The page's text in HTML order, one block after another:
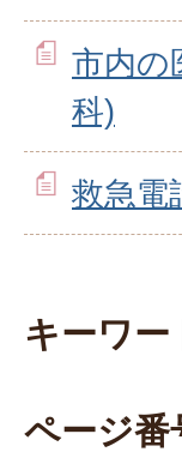
市内の
科)
救急電
キーワー
ページ番